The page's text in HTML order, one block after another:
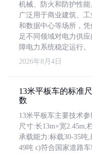
机械、防火和防护性能
广泛用于商业建筑、
和数据中心等场所，
足不同领域对电力供
障电力系统稳定运行。
2026年8月4日
13米平板车的标准
数
13米平板车主要技术
尺寸:长13m×宽2.45m,
承载能力:标载30-35吨
49吨 c)符合国家道路